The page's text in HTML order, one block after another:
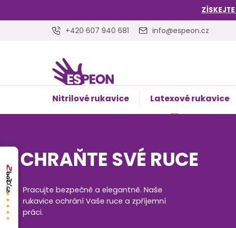
+420 607 940 681 info@espeon.cz
NÁKUPNÍ
KOŠÍK
Prázdný
Nitrilové rukavice Latexové rukavice
CHRAŇTE SVÉ RUCE
Pracujte bezpečně a elegantně. Naše
rukavice ochrání Vaše ruce a zpříjemní
práci.
★★★★★